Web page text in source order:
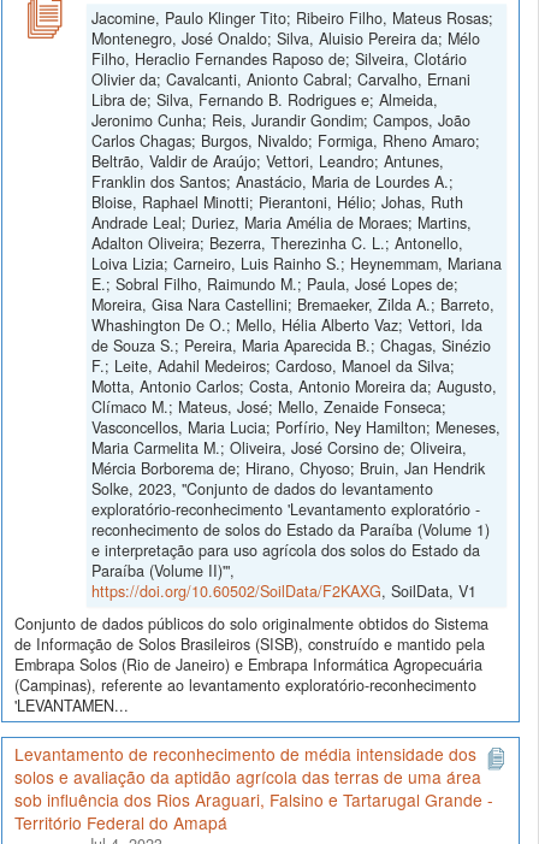
Jacomine, Paulo Klinger Tito; Ribeiro Filho, Mateus Rosas;
Montenegro, José Onaldo; Silva, Aluisio Pereira da; Mélo
Filho, Heraclio Fernandes Raposo de; Silveira, Clotário
Olivier da; Cavalcanti, Anionto Cabral; Carvalho, Ernani
Libra de; Silva, Fernando B. Rodrigues e; Almeida,
Jeronimo Cunha; Reis, Jurandir Gondim; Campos, João
Carlos Chagas; Burgos, Nivaldo; Formiga, Rheno Amaro;
Beltrão, Valdir de Araújo; Vettori, Leandro; Antunes,
Franklin dos Santos; Anastácio, Maria de Lourdes A.;
Bloise, Raphael Minotti; Pierantoni, Hélio; Johas, Ruth
Andrade Leal; Duriez, Maria Amélia de Moraes; Martins,
Adalton Oliveira; Bezerra, Therezinha C. L.; Antonello,
Loiva Lizia; Carneiro, Luis Rainho S.; Heynemmam, Mariana
E.; Sobral Filho, Raimundo M.; Paula, José Lopes de;
Moreira, Gisa Nara Castellini; Bremaeker, Zilda A.; Barreto,
Whashington De O.; Mello, Hélia Alberto Vaz; Vettori, Ida
de Souza S.; Pereira, Maria Aparecida B.; Chagas, Sinézio
F.; Leite, Adahil Medeiros; Cardoso, Manoel da Silva;
Motta, Antonio Carlos; Costa, Antonio Moreira da; Augusto,
Clímaco M.; Mateus, José; Mello, Zenaide Fonseca;
Vasconcellos, Maria Lucia; Porfírio, Ney Hamilton; Meneses,
Maria Carmelita M.; Oliveira, José Corsino de; Oliveira,
Mércia Borborema de; Hirano, Chyoso; Bruin, Jan Hendrik
Solke, 2023, "Conjunto de dados do levantamento
exploratório-reconhecimento 'Levantamento exploratório -
reconhecimento de solos do Estado da Paraíba (Volume 1)
e interpretação para uso agrícola dos solos do Estado da
Paraíba (Volume II)'",
https://doi.org/10.60502/SoilData/F2KAXG, SoilData, V1
Conjunto de dados públicos do solo originalmente obtidos do Sistema
de Informação de Solos Brasileiros (SISB), construído e mantido pela
Embrapa Solos (Rio de Janeiro) e Embrapa Informática Agropecuária
(Campinas), referente ao levantamento exploratório-reconhecimento
'LEVANTAMEN...
Levantamento de reconhecimento de média intensidade dos
solos e avaliação da aptidão agrícola das terras de uma área
sob influência dos Rios Araguari, Falsino e Tartarugal Grande -
Território Federal do Amapá